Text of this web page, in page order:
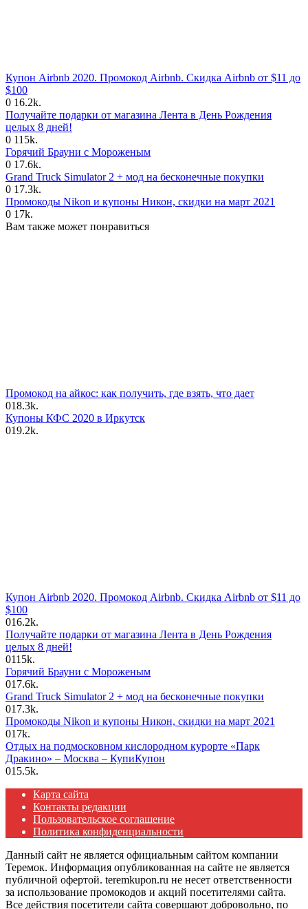
Купон Airbnb 2020. Промокод Airbnb. Скидка Airbnb от $11 до
$100
0 16.2k.
Получайте подарки от магазина Лента в День Рождения
целых 8 дней!
0 115k.
Горячий Брауни с Мороженым
0 17.6k.
Grand Truck Simulator 2 + мод на бесконечные покупки
0 17.3k.
Промокоды Nikon и купоны Никон, скидки на март 2021
0 17k.
Вам также может понравиться
Промокод на айкос: как получить, где взять, что дает
018.3k.
Купоны КФС 2020 в Иркутск
019.2k.
Купон Airbnb 2020. Промокод Airbnb. Скидка Airbnb от $11 до
$100
016.2k.
Получайте подарки от магазина Лента в День Рождения
целых 8 дней!
0115k.
Горячий Брауни с Мороженым
017.6k.
Grand Truck Simulator 2 + мод на бесконечные покупки
017.3k.
Промокоды Nikon и купоны Никон, скидки на март 2021
017k.
Отдых на подмосковном кислородном курорте «Парк
Дракино» – Москва – КупиКупон
015.5k.
Карта сайта
Контакты редакции
Пользовательское соглашение
Политика конфиденциальности
Данный сайт не является официальным сайтом компании
Теремок. Информация опубликованная на сайте не является
публичной офертой. teremkupon.ru не несет ответственности
за использование промокодов и акций посетителями сайта.
Все действия посетители сайта совершают добровольно, по